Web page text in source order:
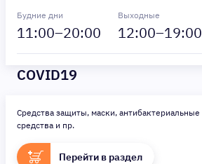
Будние дни
11:00–20:00
Выходные
12:00–19:00
COVID19
Средства защиты, маски, антибактериальные
средства и пр.
Перейти в раздел